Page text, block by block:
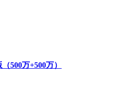
500万+500万）